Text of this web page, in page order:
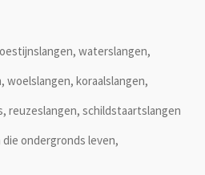
waterslangen,
woelslangen, koraalslangen,
reuzeslangen, schildstaartslangen
ondergronds leven,